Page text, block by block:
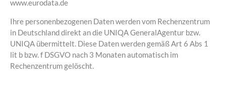
www.eurodata.de
Ihre personenbezogenen Daten werden vom Rechenzentrum
in Deutschland direkt an die UNIQA GeneralAgentur bzw.
UNIQA übermittelt. Diese Daten werden gemäß Art 6 Abs 1
lit b bzw. f DSGVO nach 3 Monaten automatisch im
Rechenzentrum gelöscht.
anzuzeigen.